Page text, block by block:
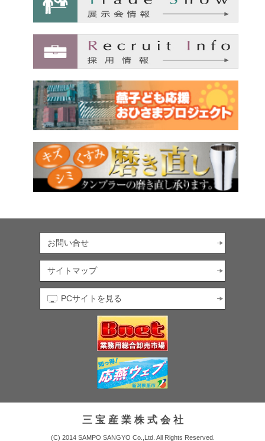
お問い合せ
サイトマップ
PCサイトを見る
三 宝 産 業 株 式 会 社
(C) 2014 SAMPO SANGYO Co.,Ltd. All Rights Reserved.